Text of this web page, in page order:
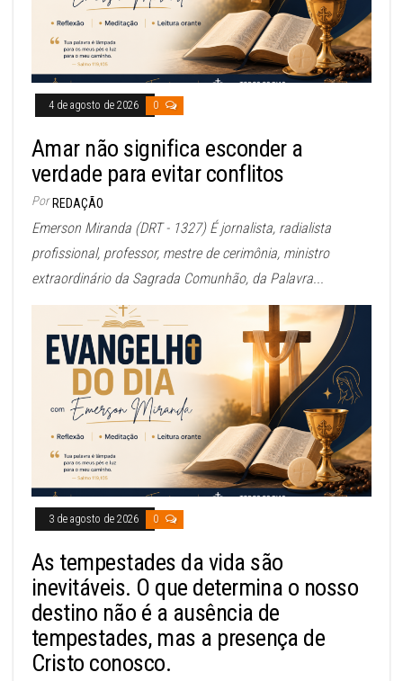
4 de agosto de 2026 0
Amar não significa esconder a
verdade para evitar conflitos
Por REDAÇÃO
Emerson Miranda (DRT - 1327) É jornalista, radialista
profissional, professor, mestre de cerimônia, ministro
extraordinário da Sagrada Comunhão, da Palavra...
3 de agosto de 2026 0
As tempestades da vida são
inevitáveis. O que determina o nosso
destino não é a ausência de
tempestades, mas a presença de
Cristo conosco.